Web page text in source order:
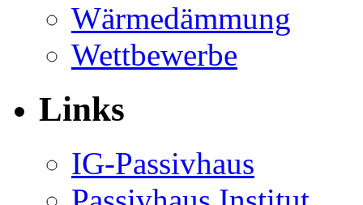
Wärmedämmung
Wettbewerbe
Links
IG-Passivhaus